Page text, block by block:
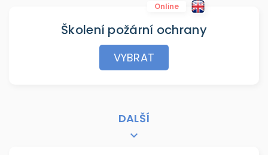
Online
Školení požární ochrany
VYBRAT
DALŠÍ
keyboard_arrow_down